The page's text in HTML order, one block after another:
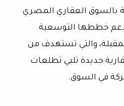
بالسوق العقاري المصري
يدعم خططها التوسعية
والتي تستهدف من
جديدة تلبي تطلعات
في السوق.